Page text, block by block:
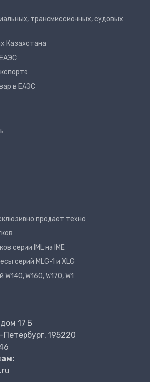
трансмиссионных, судовых
Казахстана
в ЕАЭС
продает техно
серии IML на IME
серий MLG-1 и XLG
W160, W170, W1
17 Б
Петербург, 195220